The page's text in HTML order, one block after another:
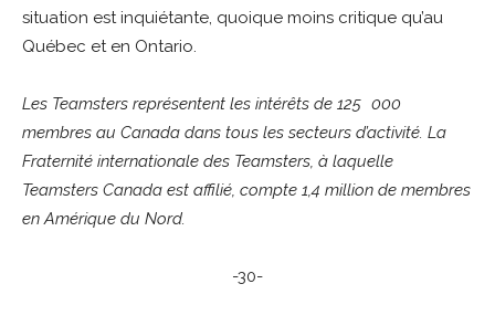
situation est inquiétante, quoique moins critique qu’au
Québec et en Ontario.
Les Teamsters représentent les intérêts de 125 000
membres au Canada dans tous les secteurs d’activité. La
Fraternité internationale des Teamsters, à laquelle
Teamsters Canada est affilié, compte 1,4 million de membres
en Amérique du Nord.
-30-